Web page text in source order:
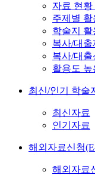
자료 현황
주제별 활
학술지 활
복사/대출
복사/대출
활용도 높
최신/인기 학술
최신자료
인기자료
해외자료신청
해외자료